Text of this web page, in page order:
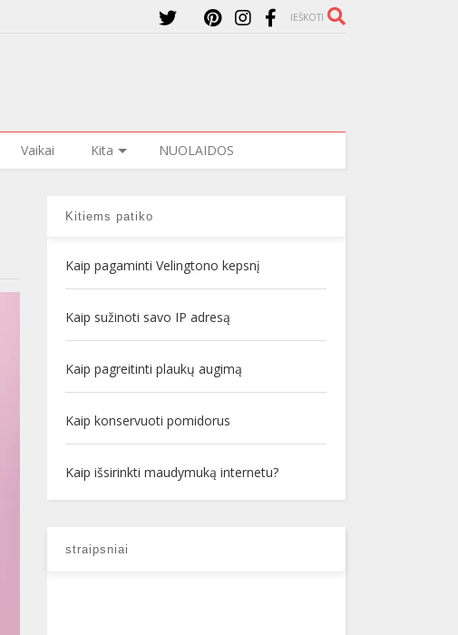
IEŠKOTI
Vaikai Kita NUOLAIDOS
Kitiems patiko
Kaip pagaminti Velingtono kepsnį
Kaip sužinoti savo IP adresą
Kaip pagreitinti plaukų augimą
Kaip konservuoti pomidorus
Kaip išsirinkti maudymuką internetu?
straipsniai